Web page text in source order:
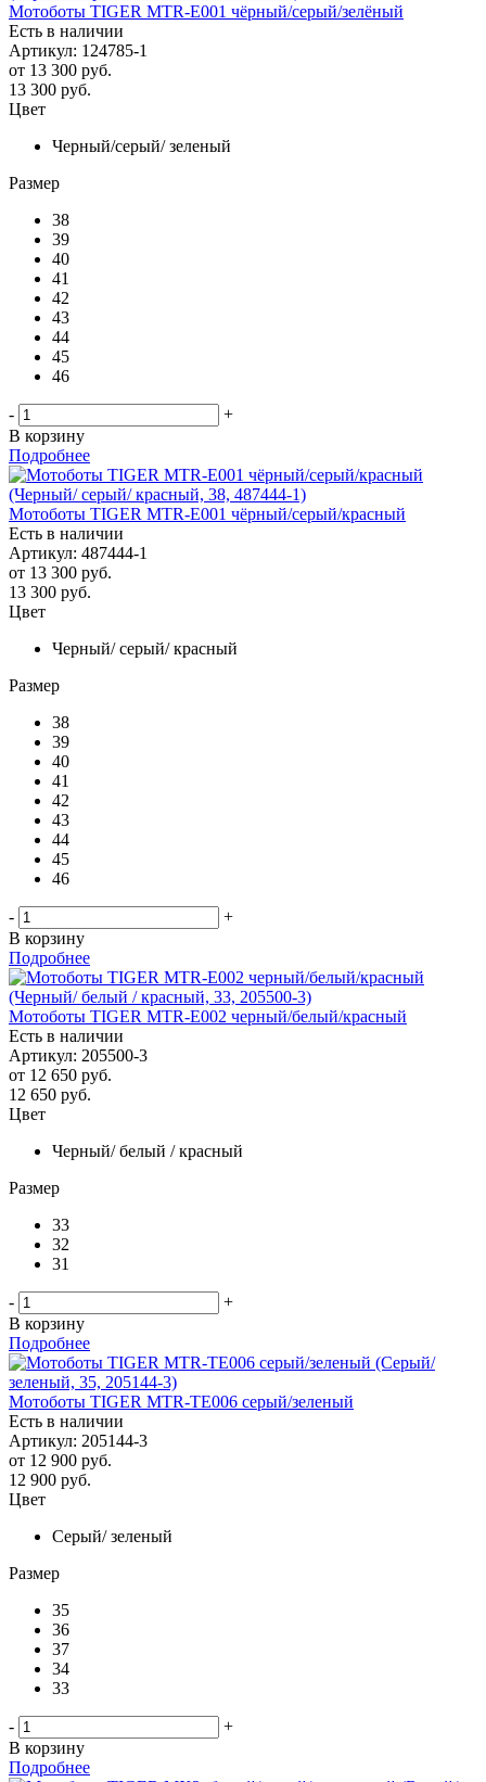
Мотоботы TIGER MTR-E001 чёрный/серый/зелёный
Есть в наличии
Артикул: 124785-1
от 13 300 руб.
13 300 руб.
Цвет
Черный/серый/ зеленый
Размер
38
39
40
41
42
43
44
45
46
-
+
В корзину
Подробнее
Мотоботы TIGER MTR-E001 чёрный/серый/красный
Есть в наличии
Артикул: 487444-1
от 13 300 руб.
13 300 руб.
Цвет
Черный/ серый/ красный
Размер
38
39
40
41
42
43
44
45
46
-
+
В корзину
Подробнее
Мотоботы TIGER MTR-E002 черный/белый/красный
Есть в наличии
Артикул: 205500-3
от 12 650 руб.
12 650 руб.
Цвет
Черный/ белый / красный
Размер
33
32
31
-
+
В корзину
Подробнее
Мотоботы TIGER MTR-TE006 серый/зеленый
Есть в наличии
Артикул: 205144-3
от 12 900 руб.
12 900 руб.
Цвет
Серый/ зеленый
Размер
35
36
37
34
33
-
+
В корзину
Подробнее